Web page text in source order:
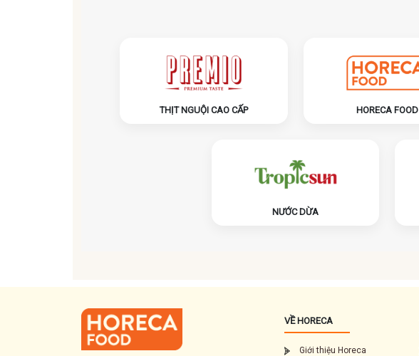
THỊT NGUỘI CAO CẤP HORECA FOOD
NƯỚC DỪA
VỀ HORECA
Giới thiệu Horeca